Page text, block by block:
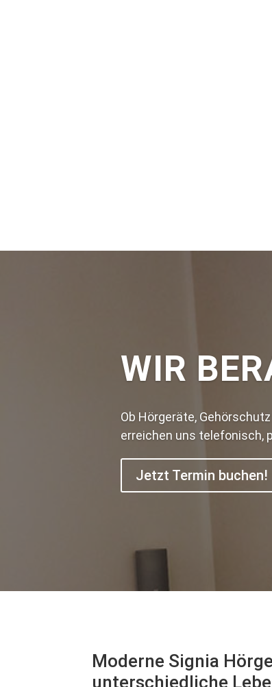
WIR
Ob Hörgeräte,
erreichen uns telefonisch,
Jetzt Termin buchen!
Moderne Signia
unterschiedliche